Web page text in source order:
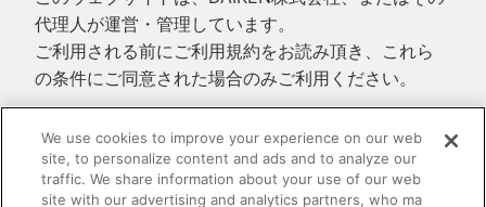
代理人が運営・管理しています。
ご利用される前にご利用規約をお読み頂き、これら
の条件にご同意された場合のみご利用ください。
ご利用規約
プライバシーポリシー
特定商取引法に基づく表示
We use cookies to improve your experience on our web
site, to personalize content and ads and to analyze our
traffic. We share information about your use of our web
site with our advertising and analytics partners, who ma